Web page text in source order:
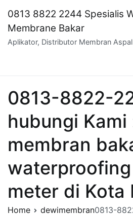
content
0813 8822 2244 Spesialis
Membrane Bakar
Aplikator, Distributor Membran Aspal
0813-8822-
hubungi Kami
membran
meter di Kota
Home
dewimembran0813-